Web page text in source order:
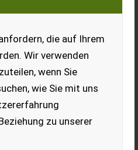
die auf Ihrem
Wir verwenden
wenn Sie
wie Sie mit uns
zu unserer
Ort